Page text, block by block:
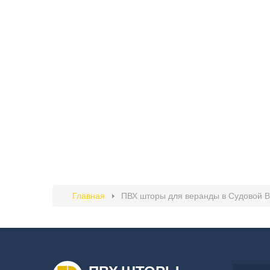
Главная ПВХ шторы для веранды в Судовой